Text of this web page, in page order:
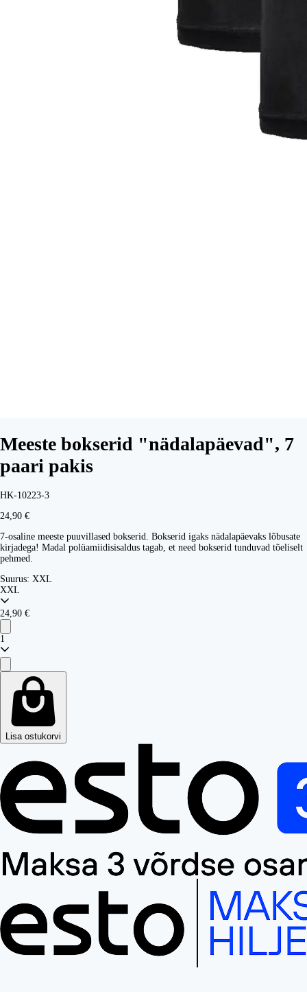
Meeste bokserid "nädalapäevad", 7
paari pakis
HK-10223-3
24,90 €
7-osaline meeste puuvillased bokserid. Bokserid igaks nädalapäevaks lõbusate
kirjadega! Madal polüamiidisisaldus tagab, et need bokserid tunduvad tõeliselt
pehmed.
Suurus: XXL
XXL
24,90 €
1
Lisa ostukorvi